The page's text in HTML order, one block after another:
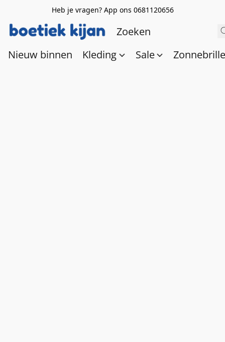
Heb je vragen? App ons 0681120656
Nieuw binnen Kleding Sale